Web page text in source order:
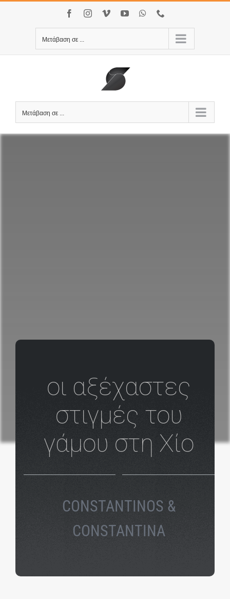
περιεχόμενο
FacebookInstagram
VimeoYouTubeWhatsApp
Μετάβαση σε ...
Μετάβαση σε ...
οι αξέχαστες
στιγμές του
γάμου στη Χίο
CONSTANTINOS &
CONSTANTINA